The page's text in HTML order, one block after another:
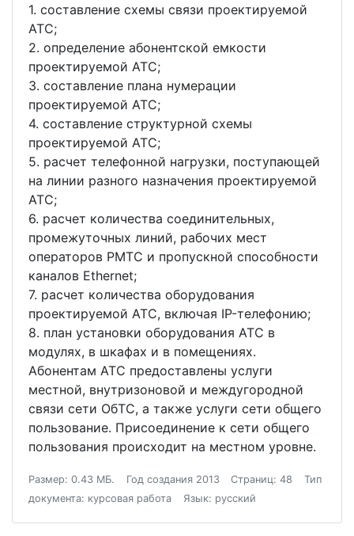
1. составление схемы связи проектируемой
АТС;
2. определение абонентской емкости
проектируемой АТС;
3. составление плана нумерации
проектируемой АТС;
4. составление структурной схемы
проектируемой АТС;
5. расчет телефонной нагрузки, поступающей
на линии разного назначения проектируемой
АТС;
6. расчет количества соединительных,
промежуточных линий, рабочих мест
операторов РМТС и пропускной способности
каналов Ethernet;
7. расчет количества оборудования
проектируемой АТС, включая IP-телефонию;
8. план установки оборудования АТС в
модулях, в шкафах и в помещениях.
Абонентам АТС предоставлены услуги
местной, внутризоновой и междугородной
связи сети ОбТС, а также услуги сети общего
пользование. Присоединение к сети общего
пользования происходит на местном уровне.
Размер: 0.43 МБ. Год создания 2013 Страниц: 48
Тип
документа: курсовая работа
Язык: русский